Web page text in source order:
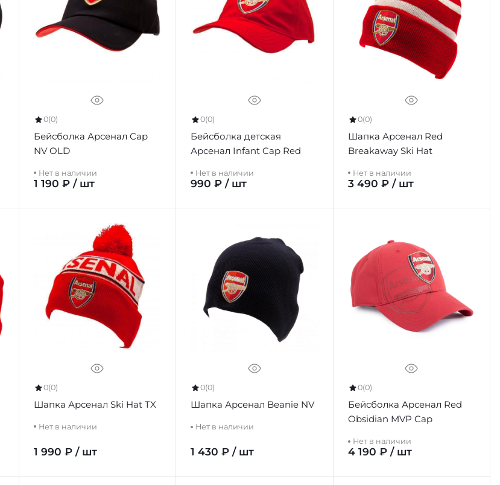
0(0)
Бейсболка Арсенал Cap
NV OLD
Нет в наличии
1 190 ₽ / шт
0(0)
Бейсболка детская
Арсенал Infant Cap Red
Нет в наличии
990 ₽ / шт
0(0)
Шапка Арсенал Red
Breakaway Ski Hat
Нет в наличии
3 490 ₽ / шт
0(0)
Шапка Арсенал Ski Hat TX
Нет в наличии
1 990 ₽ / шт
0(0)
Шапка Арсенал Beanie NV
Нет в наличии
1 430 ₽ / шт
0(0)
Бейсболка Арсенал Red
Obsidian MVP Cap
Нет в наличии
4 190 ₽ / шт